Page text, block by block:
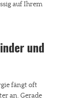
auf Ihrem
und
fängt oft
an. Gerade